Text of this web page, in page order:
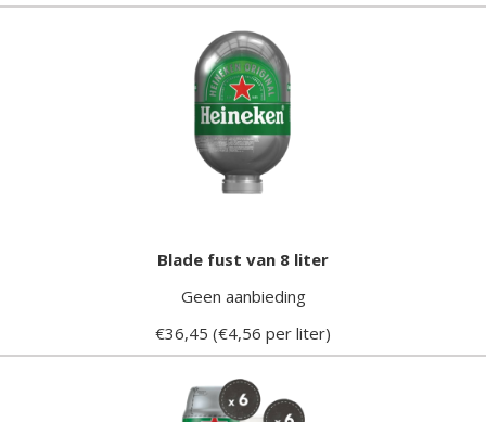
Blade fust van 8 liter
Geen aanbieding
€36,45 (€4,56 per liter)